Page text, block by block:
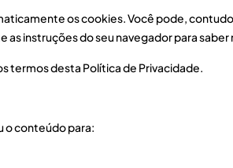
os cookies. Você pode,
instruções do seu navegador para
termos desta Política de Privacidade.
o conteúdo para: